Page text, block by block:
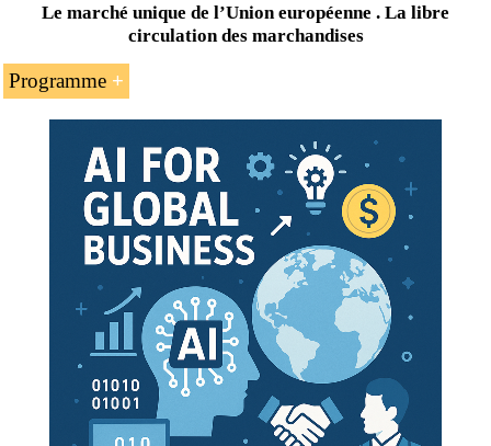
Le marché unique de l’Union européenne . La libre
circulation des marchandises
Programme
L’introduction au marché unique de l’UE
Le rôle du Parlement européen dans la
réalisation du marché unique
Les principes généraux du marché unique de
l’Union européenne
La libre circulation des marchandises
La libre circulation des travailleurs
La liberté d’établissement et la libre prestation de
services
La reconnaissance mutuelle des diplômes